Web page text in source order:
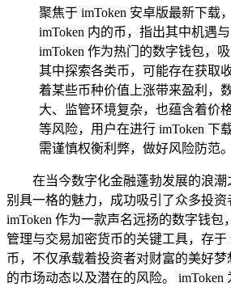
聚焦于 imToken 安卓版最新下载
imToken 内的币，指出其中机遇与
imToken 作为热门的数字钱包，
其中探索各类币，可能存在获取
着某些币种价值上涨带来盈利，
大、监管环境复杂，也蕴含着价
等风险，用户在进行 imToken 下
需谨慎权衡利弊，做好风险防范。
在当今数字化金融蓬勃发展的浪
别具一格的魅力，成功吸引了众多投资
imToken 作为一款声名远扬的数字钱包
管理与交易加密货币的关键工具，存于
币，不仅承载着投资者对财富的美好
的市场动态以及潜在的风险。 imToken